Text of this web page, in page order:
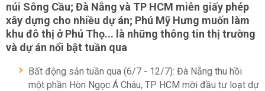
núi Sông Cầu; Đà Nẵng và TP HCM miễn giấy phép
xây dựng cho nhiều dự án; Phú Mỹ Hưng muốn làm
khu đô thị ở Phú Thọ... là những thông tin thị trường
và dự án nổi bật tuần qua
Bất động sản tuần qua (6/7 - 12/7): Đà Nẵng thu hồi
một phần Hòn Ngọc Á Châu, TP HCM mời đầu tư loạt dự